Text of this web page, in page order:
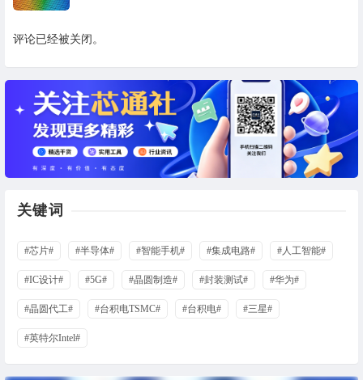
评论已经被关闭。
关键词
#芯片# #半导体# #智能手机# #集成电路# #人工智能#
#IC设计# #5G# #晶圆制造# #封装测试# #华为#
#晶圆代工# #台积电TSMC# #台积电# #三星#
#英特尔Intel#